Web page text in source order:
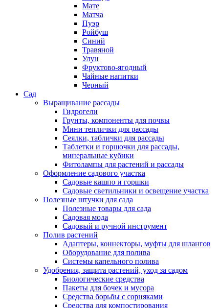
Мате
Матча
Пуэр
Ройбуш
Синий
Травяной
Улун
Фруктово-ягодный
Чайные напитки
Черный
Сад
Выращивание рассады
Гидрогели
Грунты, компоненты для почвы
Мини теплички для рассады
Сеялки, таблички для рассады
Таблетки и горшочки для рассады,
минеральные кубики
Фитолампы для растений и рассады
Оформление садового участка
Садовые кашпо и горшки
Садовые светильники и освещение участка
Полезные штучки для сада
Полезные товары для сада
Садовая мода
Садовый и ручной инструмент
Полив растений
Адаптеры, коннекторы, муфты для шлангов
Оборудование для полива
Системы капельного полива
Удобрения, защита растений, уход за садом
Биологические средства
Пакеты для бочек и мусора
Средства борьбы с сорняками
Средства для компостирования